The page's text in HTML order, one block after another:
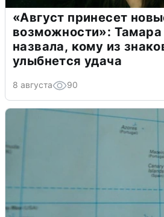
«Август принесет
возможности»: Тамара
назвала, кому из
улыбнется удача
8 августа 90